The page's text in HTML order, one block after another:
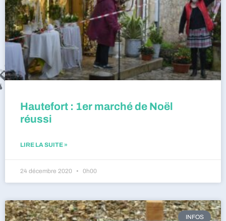
Hautefort : 1er marché de Noël
réussi
LIRE LA SUITE »
24 décembre 2020 0h00
INFOS